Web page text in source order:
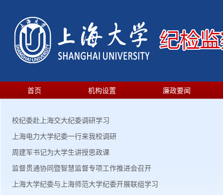
首页 机构设置 廉政要闻
校纪委赴上海交大纪委调研学习
上海电力大学纪委一行来我校调研
周建军书记为大学生讲授思政课
监督贯通协同暨智慧监督专项工作推进会召开
上海大学纪委与上海师范大学纪委开展联组学习